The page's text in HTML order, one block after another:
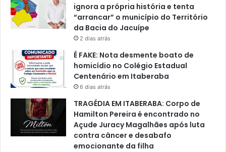
ignora a própria história e tenta
“arrancar” o município do Território
da Bacia do Jacuípe
2 dias atrás
É FAKE: Nota desmente boato de
homicídio no Colégio Estadual
Centenário em Itaberaba
6 dias atrás
TRAGÉDIA EM ITABERABA: Corpo de
Hamilton Pereira é encontrado no
Açude Juracy Magalhães após luta
contra câncer e desabafo
emocionante da filha